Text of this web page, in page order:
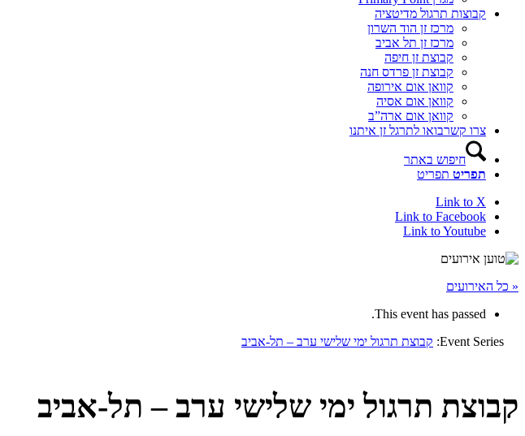
קבוצות תרגול מדיטציה
מרכז זן הוד השרון
מרכז זן תל אביב
קבוצת זן חיפה
קבוצת זן פרדס חנה
קוואן אום אירופה
קוואן אום אסיה
קוואן אום ארה”ב
צרו קשרבואו לתרגל זן איתנו
חיפוש באתר
תפריט תפריט
Link to X
Link to Facebook
Link to Youtube
« כל האירועים
This event has passed.
Event Series: קבוצת תרגול ימי שלישי ערב – תל-אביב
קבוצת תרגול ימי שלישי ערב – תל-אביב